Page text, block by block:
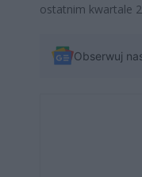
ostatnim kwartale
Obserwuj